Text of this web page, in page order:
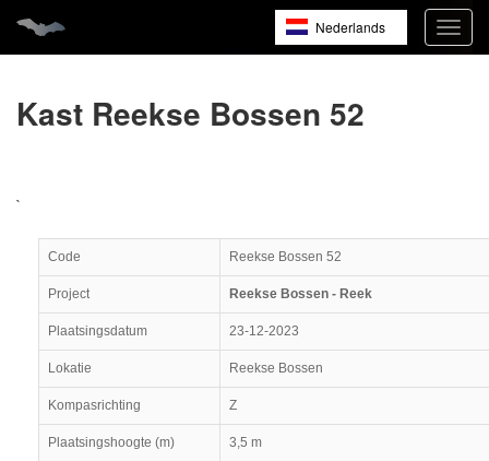
Nederlands
Kast Reekse Bossen 52
`
Code Reekse Bossen 52
Project Reekse Bossen - Reek
Plaatsingsdatum 23-12-2023
Lokatie Reekse Bossen
Kompasrichting Z
Plaatsingshoogte (m) 3,5 m